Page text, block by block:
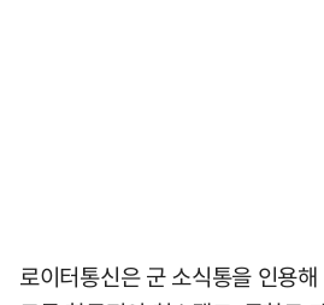
로이터통신은 군 소식통을 인용